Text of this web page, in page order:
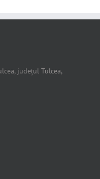
județul Tulcea,